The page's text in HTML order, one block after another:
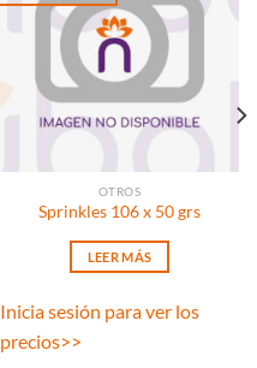
OTROS
Sprinkles 106 x 50 grs
LEER MÁS
Inicia sesión para ver los
precios>>